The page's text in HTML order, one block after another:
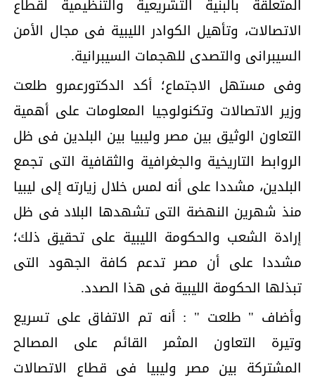
المتعلقة بالبنية التشريعية والتنظيمية لقطاع
الاتصالات، وتأهيل الكوادر الليبية فى مجال الأمن
السيبرانى والتصدى للهجمات السيبرانية.
وفى مستهل الاجتماع؛ أكد الدكتورعمرو طلعت
وزير الاتصالات وتكنولوجيا المعلومات على أهمية
التعاون الوثيق بين مصر وليبيا بين البلدين فى ظل
الروابط التاريخية والجغرافية والثقافية التى تجمع
البلدين، مشددا على أنه لمس خلال زيارته إلى ليبيا
منذ شهرين النهضة التى تشهدها البلاد فى ظل
إرادة الشعب والحكومة الليبية على تحقيق ذلك؛
مشددا على أن مصر تدعم كافة الجهود التى
تبذلها الحكومة الليبية فى هذا الصدد.
وأضاف " طلعت " : أنه تم الاتفاق على تسريع
وتيرة التعاون المثمر القائم على المصالح
المشتركة بين مصر وليبيا فى قطاع الاتصالات